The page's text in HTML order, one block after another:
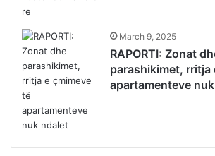
March 9, 2025
RAPORTI: Zonat
parashikimet, rritja
apartamenteve